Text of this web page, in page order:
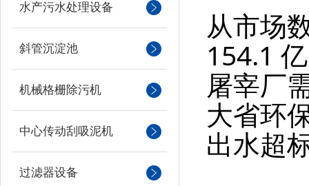
水产污水处理设备
斜管沉淀池
机械格栅除污机
中心传动刮吸泥机
过滤器设备
从市场
154.1
屠宰厂
大省环
出水超